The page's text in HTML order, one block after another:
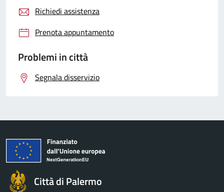
Richiedi assistenza
Prenota appuntamento
Problemi in città
Segnala disservizio
Città di Palermo